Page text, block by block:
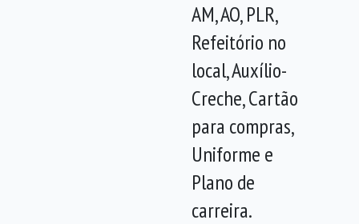
AM, AO, PLR,
Refeitório no
local, Auxílio-
Creche, Cartão
para compras,
Uniforme e
Plano de
carreira.